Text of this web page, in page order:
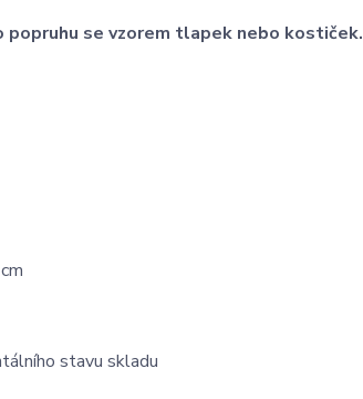
se vzorem tlapek nebo kostiček.
stavu skladu